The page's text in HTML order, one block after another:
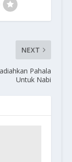
NEXT
Pahala
Untuk Nabi